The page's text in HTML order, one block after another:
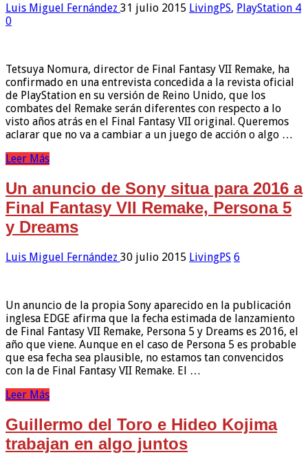
Luis Miguel Fernández 31 julio 2015 LivingPS, PlayStation 4
0
Tetsuya Nomura, director de Final Fantasy VII Remake, ha
confirmado en una entrevista concedida a la revista oficial
de PlayStation en su versión de Reino Unido, que los
combates del Remake serán diferentes con respecto a lo
visto años atrás en el Final Fantasy VII original. Queremos
aclarar que no va a cambiar a un juego de acción o algo …
Leer Más
Un anuncio de Sony situa para 2016 a
Final Fantasy VII Remake, Persona 5
y Dreams
Luis Miguel Fernández 30 julio 2015 LivingPS 6
Un anuncio de la propia Sony aparecido en la publicación
inglesa EDGE afirma que la fecha estimada de lanzamiento
de Final Fantasy VII Remake, Persona 5 y Dreams es 2016, el
año que viene. Aunque en el caso de Persona 5 es probable
que esa fecha sea plausible, no estamos tan convencidos
con la de Final Fantasy VII Remake. El …
Leer Más
Guillermo del Toro e Hideo Kojima
trabajan en algo juntos